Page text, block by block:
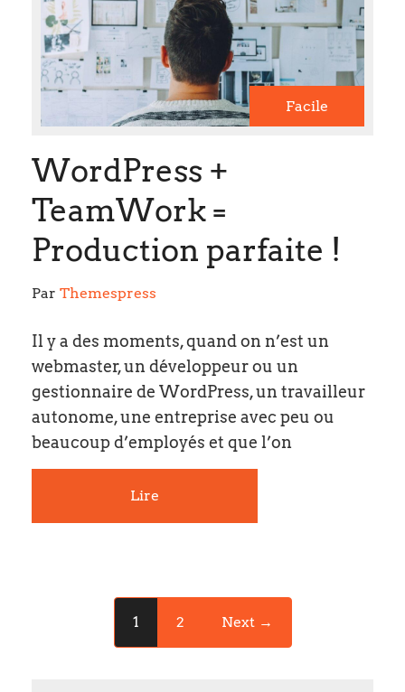
Facile
WordPress +
TeamWork =
Production parfaite !
Par Themespress
Il y a des moments, quand on n’est un
webmaster, un développeur ou un
gestionnaire de WordPress, un travailleur
autonome, une entreprise avec peu ou
beaucoup d’employés et que l’on
Lire
1 2 Next →